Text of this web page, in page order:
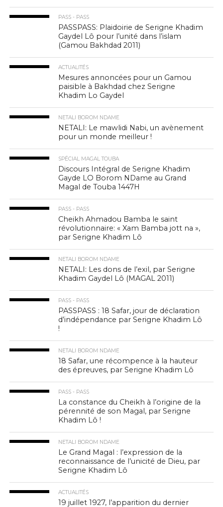
PASS - PASS
PASSPASS: Plaidoirie de Serigne Khadim
Gaydel Lô pour l’unité dans l’islam
(Gamou Bakhdad 2011)
ACTUALITÉS
Mesures annoncées pour un Gamou
paisible à Bakhdad chez Serigne
Khadim Lo Gaydel
NETALI BOROM NDAME
NETALI: Le mawlidi Nabi, un avènement
pour un monde meilleur !
SPÉCIAL MAGAL TOUBA
Discours Intégral de Serigne Khadim
Gayde LO Borom NDame au Grand
Magal de Touba 1447H
PASS - PASS
Cheikh Ahmadou Bamba le saint
révolutionnaire: « Xam Bamba jott na »,
par Serigne Khadim Lô
NETALI BOROM NDAME
NETALI: Les dons de l’exil, par Serigne
Khadim Gaydel Lô (MAGAL 2011)
PASS - PASS
PASSPASS : 18 Safar, jour de déclaration
d’indépendance par Serigne Khadim Lô
!
NETALI BOROM NDAME
18 Safar, une récompence à la hauteur
des épreuves, par Serigne Khadim Lô
PASS - PASS
La constance du Cheikh à l’origine de la
pérennité de son Magal, par Serigne
Khadim Lô !
NETALI BOROM NDAME
Le Grand Magal : l’expression de la
reconnaissance de l’unicité de Dieu, par
Serigne Khadim Lô
ACTUALITÉS
19 juillet 1927, l’apparition du dernier